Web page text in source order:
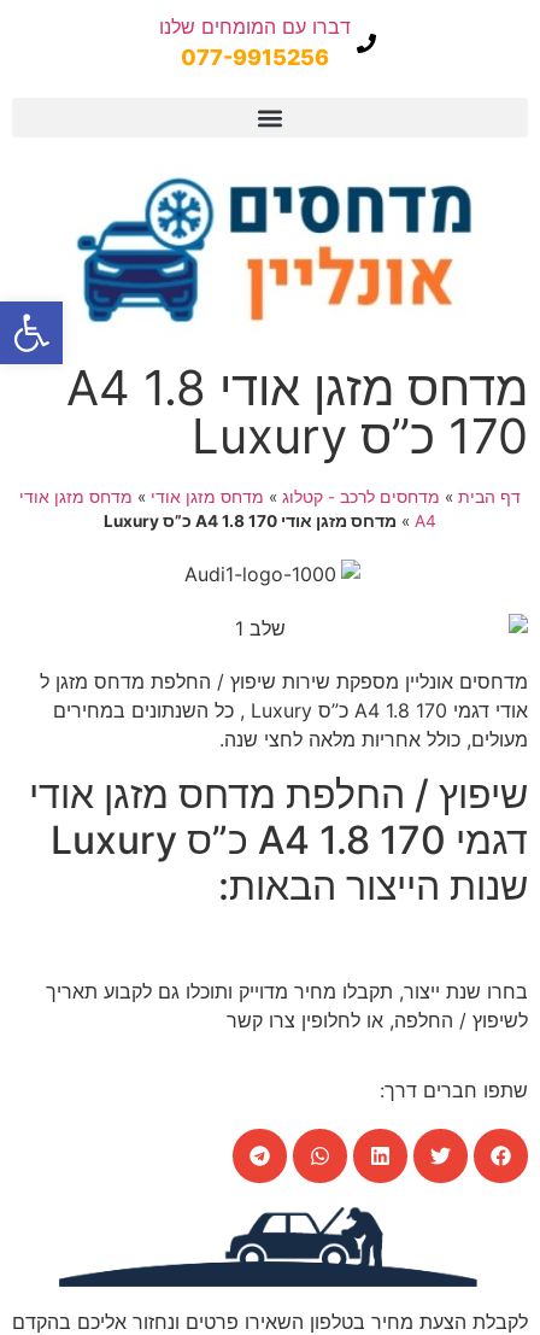
דברו עם המומחים שלנו
077-9915256
מדחס מזגן אודי A4 1.8
170 כ”ס Luxury
דף הבית » מדחסים לרכב - קטלוג » מדחס מזגן אודי » מדחס מזגן אודי
A4
» מדחס מזגן אודי A4 1.8 170 כ”ס Luxury
מדחסים אונליין מספקת שירות שיפוץ / החלפת מדחס מזגן ל
אודי דגמי A4 1.8 170 כ”ס Luxury , כל השנתונים במחירים
מעולים, כולל אחריות מלאה לחצי שנה.
שיפוץ / החלפת מדחס מזגן אודי
דגמי A4 1.8 170 כ”ס Luxury
שנות הייצור הבאות:
בחרו שנת ייצור, תקבלו מחיר מדוייק ותוכלו גם לקבוע תאריך
לשיפוץ / החלפה, או לחלופין צרו קשר
שתפו חברים דרך:
לקבלת הצעת מחיר בטלפון השאירו פרטים ונחזור אליכם בהקדם